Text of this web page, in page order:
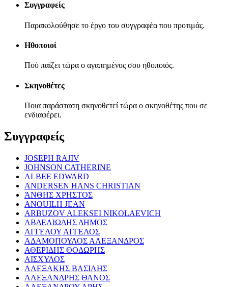
Συγγραφείς
Παρακολούθησε το έργο του συγγραφέα που προτιμάς.
Ηθοποιοί
Πού παίζει τώρα ο αγαπημένος σου ηθοποιός.
Σκηνοθέτες
Ποια παράσταση σκηνοθετεί τώρα ο σκηνοθέτης που σε
ενδιαφέρει.
Συγγραφείς
JOSEPH RAJIV
JOHNSON CATHERINE
ALBEE EDWARD
ANDERSEN HANS CHRISTIAN
ΆΝΘΗΣ ΧΡΗΣΤΟΣ
ANOUILH JEAN
ARBUZOV ALEKSEI NIKOLAEVICH
ΑΒΔΕΛΙΩΔΗΣ ΔΗΜΟΣ
ΑΓΓΕΛΟΥ ΑΓΓΕΛΟΣ
ΑΔΑΜΟΠΟΥΛΟΣ ΑΛΕΞΑΝΔΡΟΣ
ΑΘΕΡΙΔΗΣ ΘΟΔΩΡΗΣ
ΑΙΣΧΥΛΟΣ
ΑΛΕΞΑΚΗΣ ΒΑΣΙΛΗΣ
ΑΛΕΞΑΝΔΡΗΣ ΘΑΝΟΣ